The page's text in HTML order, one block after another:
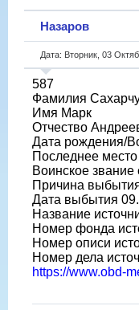
Назаров
Дата: Вторник, 03
587
Фамилия
Имя Марк
Отчество
Дата рождения/
Последнее
Воинское звание
Причина
Дата выбытия
Название
Номер фонда
Номер описи
Номер дела
https://www.obd-